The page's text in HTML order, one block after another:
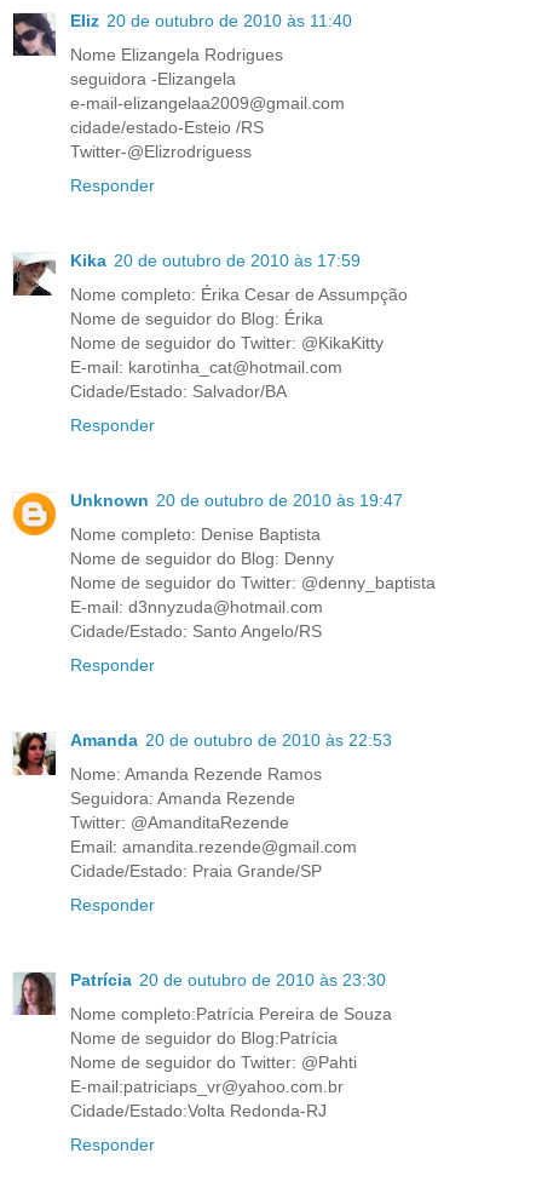
Eliz 20 de outubro de 2010 às 11:40
Nome Elizangela Rodrigues
seguidora -Elizangela
e-mail-elizangelaa2009@gmail.com
cidade/estado-Esteio /RS
Twitter-@Elizrodriguess
Responder
Kika 20 de outubro de 2010 às 17:59
Nome completo: Érika Cesar de Assumpção
Nome de seguidor do Blog: Érika
Nome de seguidor do Twitter: @KikaKitty
E-mail: karotinha_cat@hotmail.com
Cidade/Estado: Salvador/BA
Responder
Unknown 20 de outubro de 2010 às 19:47
Nome completo: Denise Baptista
Nome de seguidor do Blog: Denny
Nome de seguidor do Twitter: @denny_baptista
E-mail: d3nnyzuda@hotmail.com
Cidade/Estado: Santo Angelo/RS
Responder
Amanda 20 de outubro de 2010 às 22:53
Nome: Amanda Rezende Ramos
Seguidora: Amanda Rezende
Twitter: @AmanditaRezende
Email: amandita.rezende@gmail.com
Cidade/Estado: Praia Grande/SP
Responder
Patrícia 20 de outubro de 2010 às 23:30
Nome completo:Patrícia Pereira de Souza
Nome de seguidor do Blog:Patrícia
Nome de seguidor do Twitter: @Pahti
E-mail:patriciaps_vr@yahoo.com.br
Cidade/Estado:Volta Redonda-RJ
Responder